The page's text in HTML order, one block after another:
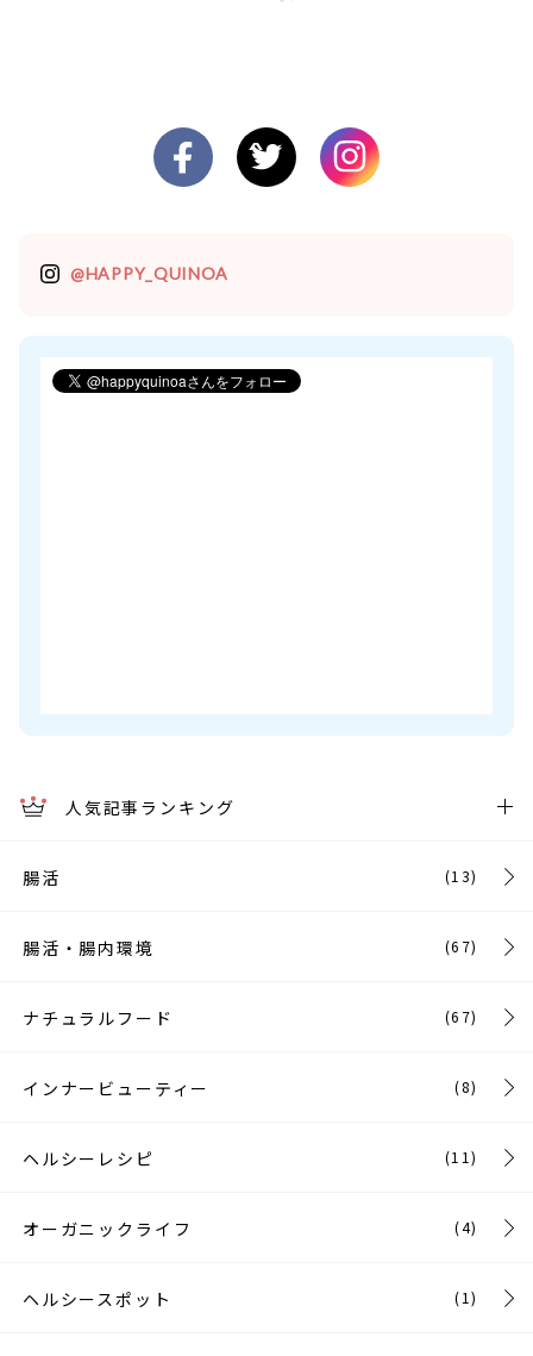
@HAPPY_QUINOA
人気記事ランキング
腸活 (13)
腸活・腸内環境 (67)
ナチュラルフード (67)
インナービューティー (8)
ヘルシーレシピ (11)
オーガニックライフ (4)
ヘルシースポット (1)